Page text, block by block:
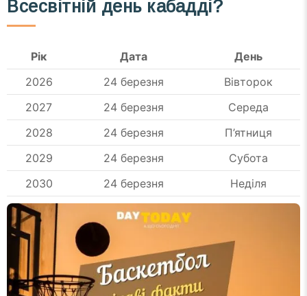
Всесвітній день кабадді?
Рік Дата
День
2026
24 березня
Вівторок
2027
24 березня
Середа
2028
24 березня
П’ятниця
2029
24 березня
Субота
2030
24 березня Неділя